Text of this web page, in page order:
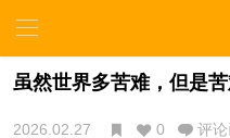
虽然世界多苦难，但是苦
2026.02.27 0 评